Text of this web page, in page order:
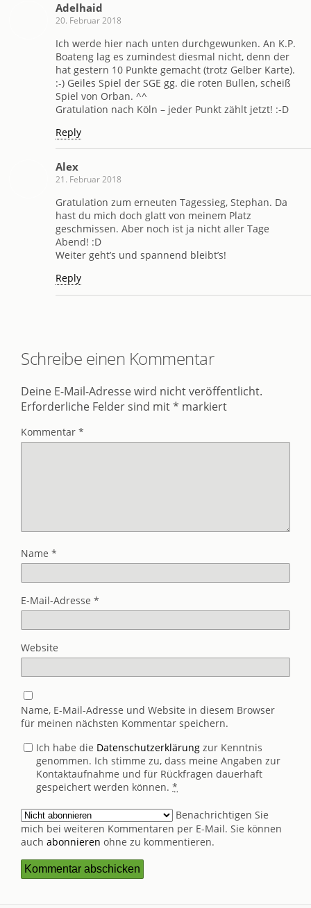
Adelhaid
20. Februar 2018
Ich werde hier nach unten durchgewunken. An K.P.
Boateng lag es zumindest diesmal nicht, denn der
hat gestern 10 Punkte gemacht (trotz Gelber Karte).
:-) Geiles Spiel der SGE gg. die roten Bullen, scheiß
Spiel von Orban. ^^
Gratulation nach Köln – jeder Punkt zählt jetzt! :-D
Reply
Alex
21. Februar 2018
Gratulation zum erneuten Tagessieg, Stephan. Da
hast du mich doch glatt von meinem Platz
geschmissen. Aber noch ist ja nicht aller Tage
Abend! :D
Weiter geht’s und spannend bleibt’s!
Reply
Schreibe einen Kommentar
Deine E-Mail-Adresse wird nicht veröffentlicht.
Erforderliche Felder sind mit* markiert
Kommentar *
Name *
E-Mail-Adresse *
Website
Name, E-Mail-Adresse und Website in diesem Browser
für meinen nächsten Kommentar speichern.
Ich habe die Datenschutzerklärung zur Kenntnis
genommen. Ich stimme zu, dass meine Angaben zur
Kontaktaufnahme und für Rückfragen dauerhaft
gespeichert werden können. *
Benachrichtigen Sie
mich bei weiteren Kommentaren per E-Mail. Sie können
auch abonnieren ohne zu kommentieren.